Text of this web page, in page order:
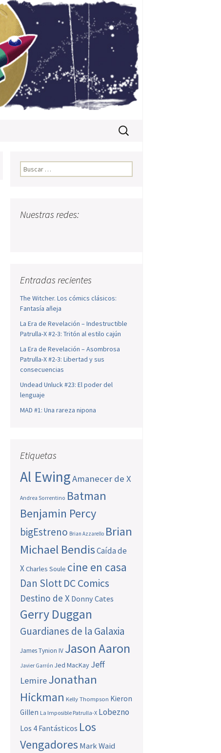
Buscar:
Buscar:
Nuestras redes:
Entradas recientes
The Witcher. Los cómics clásicos:
Fantasía añeja
La Era de Revelación – Indestructible
Patrulla-X #2-3: Tritón al estilo cajún
La Era de Revelación – Asombrosa
Patrulla-X #2-3: Libertad y sus
consecuencias
Undead Unluck #23: El poder del
lenguaje
MAD #1: Una rareza nipona
Etiquetas
Al EwingAmanecer de X
Andrea Sorrentino Batman
Benjamin Percy
bigEstreno Brian Azzarello Brian
Michael BendisCaída de
XCharles Soule cine en casa
Dan SlottDC Comics
Destino de X Donny Cates
Gerry Duggan
Guardianes de la Galaxia
James Tynion IV Jason Aaron
Javier Garrón Jed MacKay Jeff
LemireJonathan
Hickman Kelly Thompson Kieron
Gillen La Imposible Patrulla-X Lobezno
Los 4 Fantásticos Los
Vengadores Mark Waid